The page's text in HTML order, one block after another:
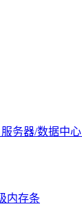
服务器/数据中心
内存条